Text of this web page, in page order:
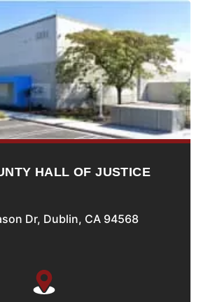
HALL OF JUSTICE
Dr, Dublin, CA 94568